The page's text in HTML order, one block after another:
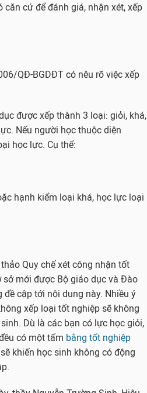
cứ để đánh giá, nhận xét, xếp
QĐ-BGDĐT có nêu rõ việc xếp
được xếp thành 3 loại: giỏi, khá,
Nếu người học thuộc diện
học lực. Cụ thể:
hạnh kiểm loại khá, học lực loại
Quy chế xét công nhận tốt
sở mới được Bộ giáo dục và Đào
đề cập tới nội dung này. Nhiều ý
xếp loại tốt nghiệp sẽ không
Dù là các bạn có lực học giỏi,
có một tấm bằng tốt nghiệp
khiến học sinh không có động